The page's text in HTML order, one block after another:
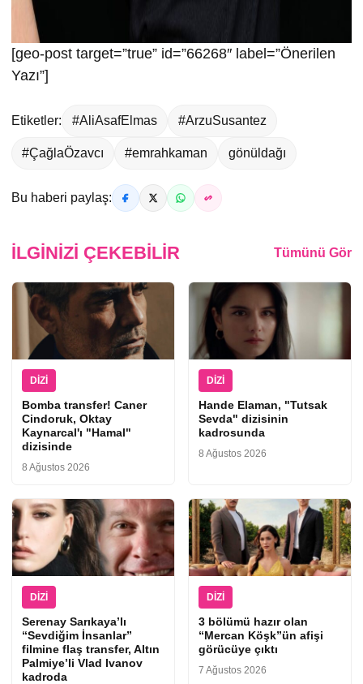
[geo-post target=”true” id=”66268″ label=”Önerilen
Yazı”]
Etiketler: #AliAsafElmas #ArzuSusantez
#ÇağlaÖzavcı #emrahkaman gönüldağı
Bu haberi paylaş:
İLGINIZI ÇEKEBILIR Tümünü Gör
DIZI
Bomba transfer! Caner
Cindoruk, Oktay
Kaynarcal'ı "Hamal"
dizisinde
8 Ağustos 2026
DIZI
Hande Elaman, "Tutsak
Sevda" dizisinin
kadrosunda
8 Ağustos 2026
DIZI
Serenay Sarıkaya’lı
“Sevdiğim İnsanlar”
filmine flaş transfer, Altın
Palmiye’li Vlad Ivanov
kadroda
DIZI
3 bölümü hazır olan
“Mercan Köşk”ün afişi
görücüye çıktı
7 Ağustos 2026